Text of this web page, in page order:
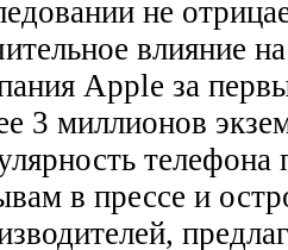
не
влияние
Apple за
3 миллионов
телефона
в прессе и